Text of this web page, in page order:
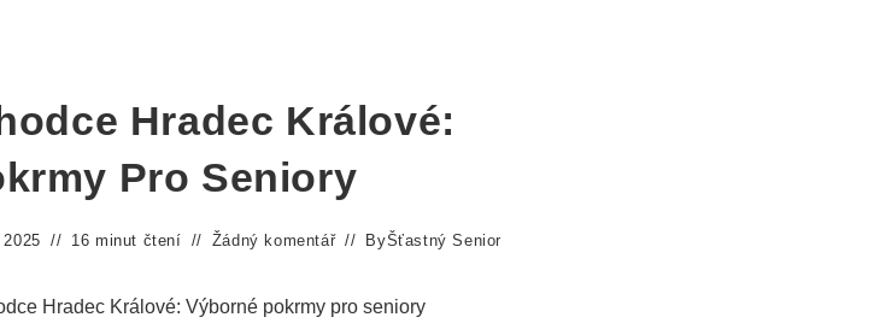
Hradec Králové:
Pro Seniory
16 minut čtení Žádný komentář ByŠťastný Senior
Hradec Králové: Výborné pokrmy pro seniory